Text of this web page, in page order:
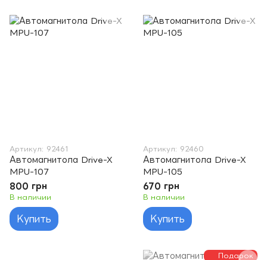
Артикул: 92461
Автомагнитола Drive-X
MPU-107
800 грн
В наличии
Купить
Артикул: 92460
Автомагнитола Drive-X
MPU-105
670 грн
В наличии
Купить
Подарок